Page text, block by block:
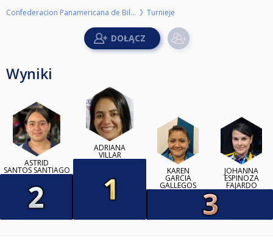
Confederacion Panamericana de Billar Turnieje
Wyniki
ASTRID
SANTOS SANTIAGO
ADRIANA
VILLAR
KAREN
GARCIA
GALLEGOS
JOHANNA
ESPINOZA
FAJARDO